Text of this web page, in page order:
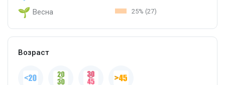
Весна 25% (27)
Возраст